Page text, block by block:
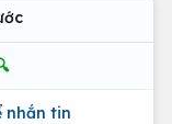
nhắn tin